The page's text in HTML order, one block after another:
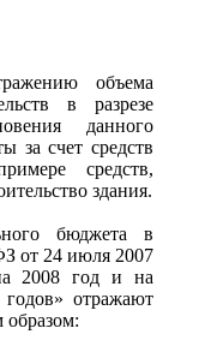
объема
в разрезе
данного
за счет средств
средств,
здания.
бюджета в
от 24 июля 2007
2008 год и на
отражают